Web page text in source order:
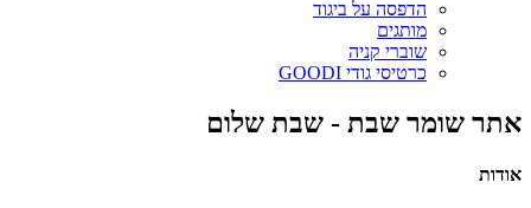
הדפסה על ביגוד
מותגים
שוברי קניה
כרטיסי גודי GOODI
אתר שומר שבת - שבת שלום
אודות